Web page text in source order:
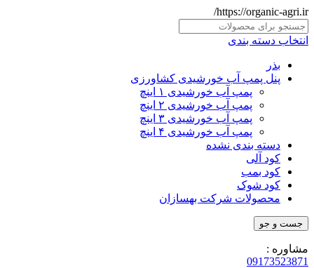
https://organic-agri.ir/
انتخاب دسته بندی
بذر
پنل پمپ آب خورشیدی کشاورزی
پمپ آب خورشیدی ۱ اینچ
پمپ آب خورشیدی ۲ اینچ
پمپ آب خورشیدی ۳ اینچ
پمپ آب خورشیدی ۴ اینچ
دسته بندی نشده
کود آلی
کود بمب
کود شوک
محصولات شرکت بهسازان
جست و جو
مشاوره :
09173523871